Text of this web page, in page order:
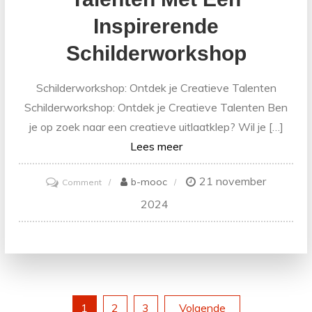
Inspirerende
Schilderworkshop
Schilderworkshop: Ontdek je Creatieve Talenten
Schilderworkshop: Ontdek je Creatieve Talenten Ben
je op zoek naar een creatieve uitlaatklep? Wil je […]
Lees meer
Commenton
je
een
b-mooc
21 november
2024
1 2 3 Volgende